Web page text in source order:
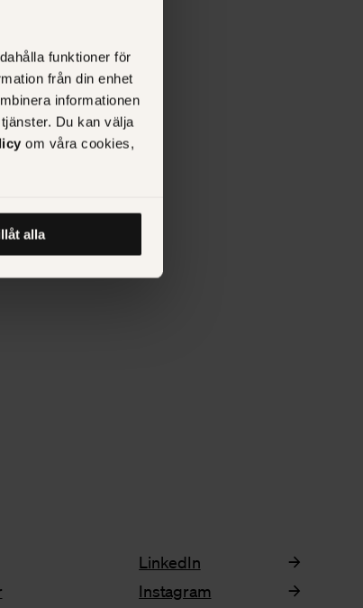
funktioner för
från din enhet
informationen
Du kan välja
om våra cookies,
alla
LinkedIn
Instagram